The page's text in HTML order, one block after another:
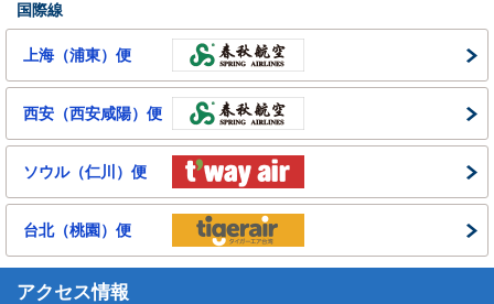
国際線
上海（浦東）便
西安（西安咸陽）便
ソウル（仁川）便
台北（桃園）便
アクセス情報